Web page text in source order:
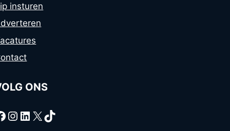
insturen
ONS
Instagram
LinkedIn
X TikTok